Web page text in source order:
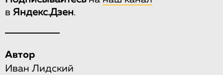
в Яндекс.Дзен.
Автор
Иван Лидский